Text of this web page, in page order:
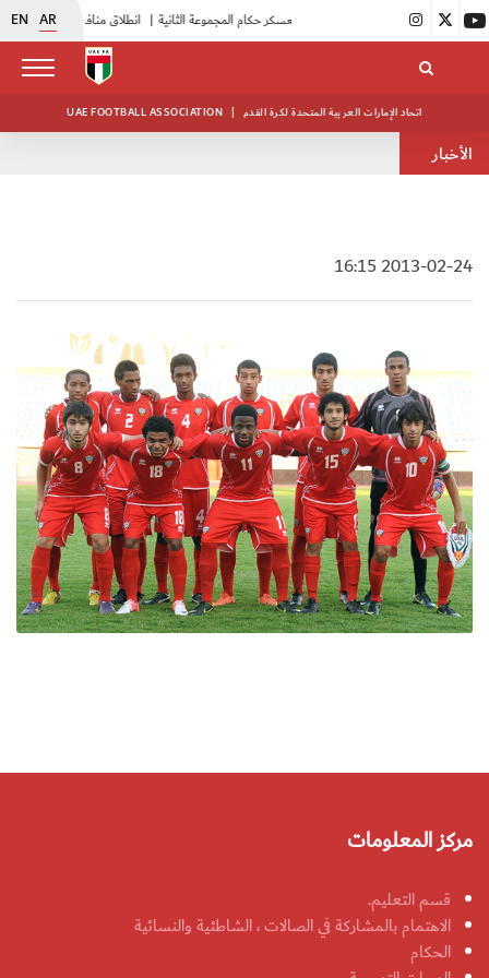
EN AR انطلاق منافسات بطولة النخبة لحرس الرئاسة |
UAE FOOTBALL ASSOCIATION | اتحاد الإمارات العربية المتحدة لكرة القدم
الأخبار
2013-02-24 16:15
مركز المعلومات
قسم التعليم.
الاهتمام بالمشاركة في الصالات ، الشاطئية والنسائية
الحكام